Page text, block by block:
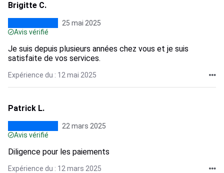
Brigitte C.
25 mai 2025
Avis vérifié
Je suis depuis plusieurs années chez vous et je suis
satisfaite de vos services.
Expérience du : 12 mai 2025
Patrick L.
22 mars 2025
Avis vérifié
Diligence pour les paiements
Expérience du : 12 mars 2025